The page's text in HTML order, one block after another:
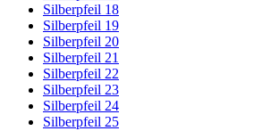
Silberpfeil 18
Silberpfeil 19
Silberpfeil 20
Silberpfeil 21
Silberpfeil 22
Silberpfeil 23
Silberpfeil 24
Silberpfeil 25